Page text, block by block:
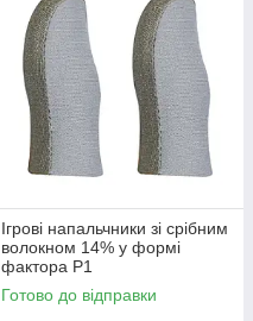
Ігрові напальчники зі срібним
волокном 14% у формі
фактора P1
Готово до відправки